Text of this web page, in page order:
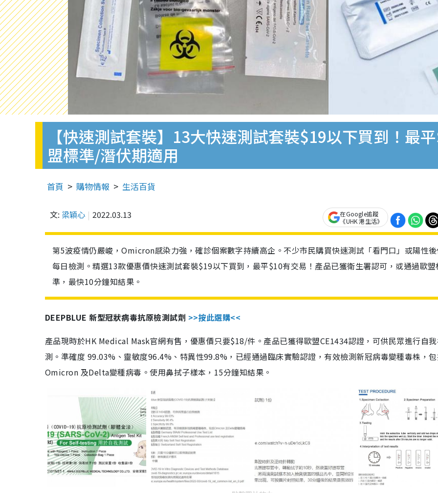
【快速測試套裝】13大快速測試套裝$19以下買到！最
盟標準/潛伏期適用
首頁 購物情報 生活百貨
文: 梁穎心 2022.03.13
在Google追蹤
《UHK 港生活》
第5波疫情仍嚴峻，Omicron感染力強，確診個案數字持續高企。不少市民購買快速測試「看門口」或陽性
每日檢測。精選13款優惠價快速測試套裝$19以下買到，最平$10有交易！產品已獲衛生署認可，或通過歐盟
準，最快10分鐘知結果。
DEEPBLUE 新型冠狀病毒抗原檢測試劑 >>按此選購<<
產品現時於HK Medical Mask官網有售，優惠價只要$18/件。產品已獲得歐盟CE1434認證，可供民眾進行自
測。準確度 99.03%、靈敏度96.4%、特異性99.8%，已經通過臨床實驗認證，有效檢測新冠病毒變種毒株，
Omicron 及Delta變種病毒。使用鼻拭子樣本，15分鐘知結果。